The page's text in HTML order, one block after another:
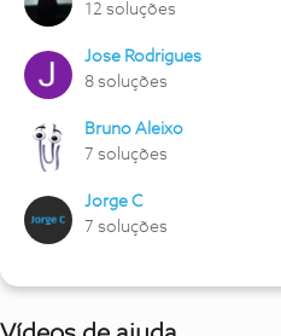
12 soluções
Jose Rodrigues
8 soluções
Bruno Aleixo
7 soluções
Jorge C
7 soluções